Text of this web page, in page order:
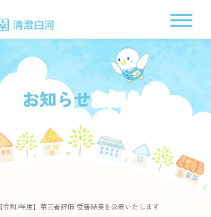
お知らせ
【令和7年度】第三者評価 受審結果を公表いたします